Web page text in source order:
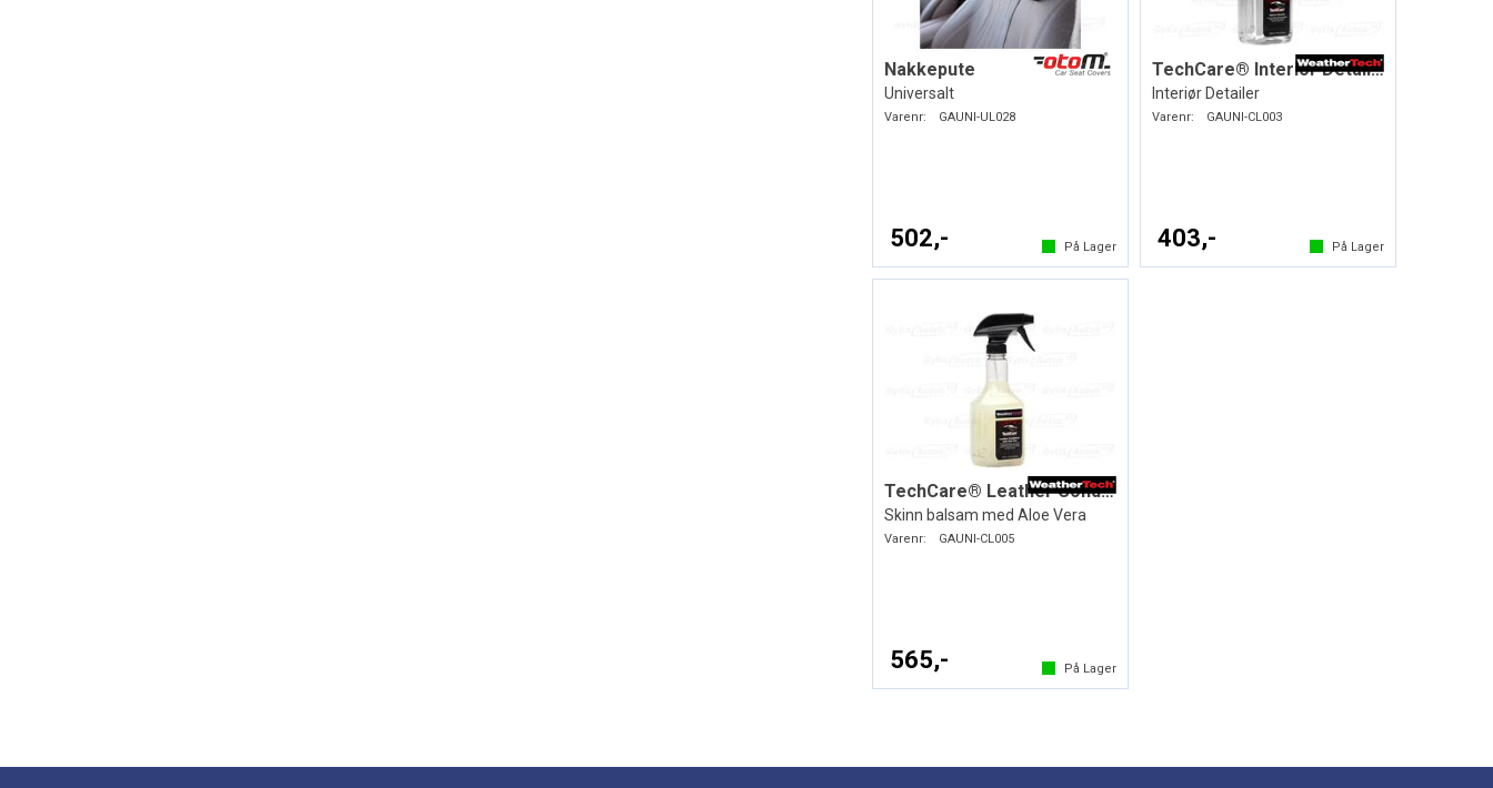
Nakkepute
Universalt
Varenr: GAUNI-UL028
502,- På Lager
TechCare® Interior Detailer
Interiør Detailer
Varenr: GAUNI-CL003
403,- På Lager
TechCare® Leather Conditioner
Skinn balsam med Aloe Vera
Varenr: GAUNI-CL005
565,- På Lager